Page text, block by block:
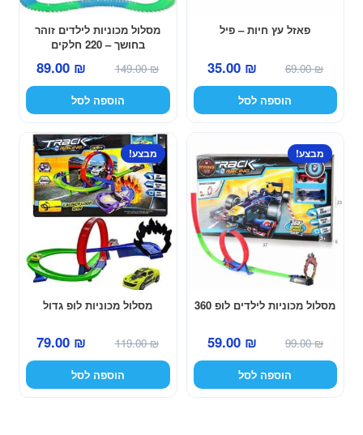
פאזל עץ חיות – פיל
69.00₪
המחיר
המקורי
היה:
35.00 ₪
המחיר
הנוכחי
הוא:
הוספה לסל
מסלול מכוניות לילדים זוהר
בחושך – 220 חלקים
149.00₪
המחיר
המקורי
היה:
89.00 ₪
המחיר
הנוכחי
הוא:
הוספה לסל
מסלול מכוניות לילדים לופ 360
מבצע!
99.00₪
המחיר
המקורי
היה:
59.00 ₪
המחיר
הנוכחי
הוא:
הוספה לסל
מסלול מכוניות לופ גדול
מבצע!
119.00₪
המחיר
המקורי
היה:
79.00 ₪
המחיר
הנוכחי
הוא:
הוספה לסל